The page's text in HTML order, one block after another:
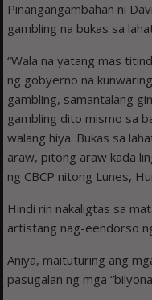
Pinangangambahan ni
gambling na bukas sa
“Wala na yatang mas
ng gobyerno na
gambling, samantalang
gambling dito mismo sa
walang hiya. Bukas sa
araw, pitong araw kada
ng CBCP nitong Lunes,
Hindi rin nakaligtas sa
artistang nag-eendorso
Aniya, maituturing ang
pasugalan ng mga